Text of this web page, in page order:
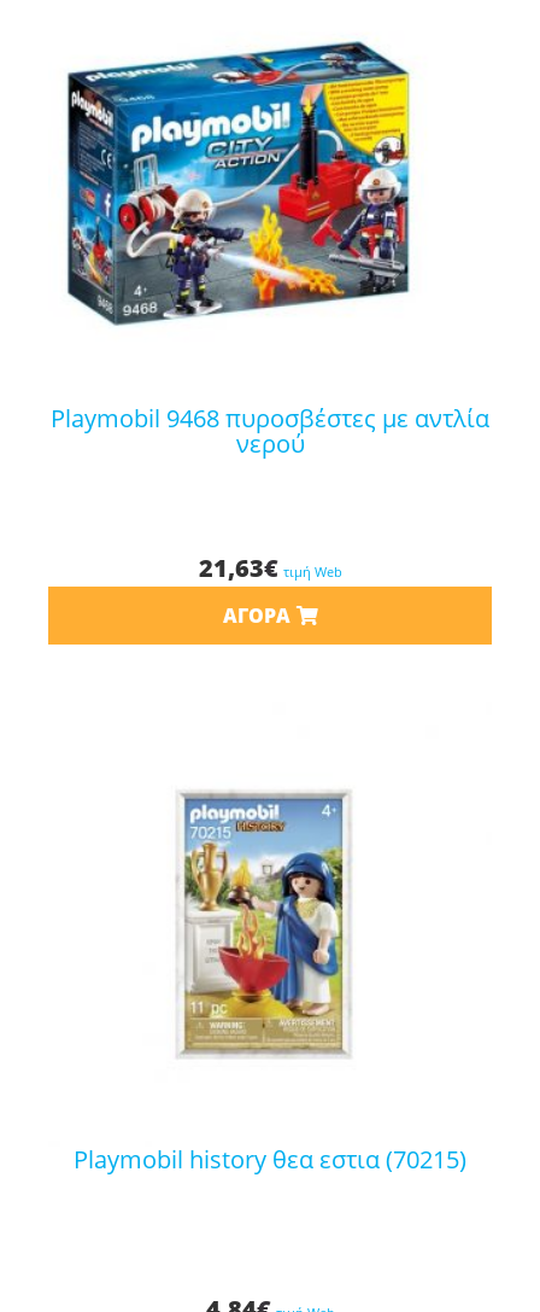
playmobil 9468 πυροσβέστες με αντλία
νερού
21,63€ τιμή Web
ΑΓΟΡΆ
playmobil history θεα εστια (70215)